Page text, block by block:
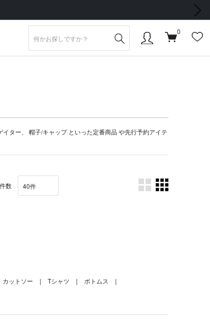
次の画像
0
イター 帽子/キャップといった定番商品 や先行予約アイテ
数
カットソー Tシャツ ボトムス